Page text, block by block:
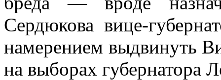
Сердюкова вице-
намерением выдвинуть
на выборах губернатора